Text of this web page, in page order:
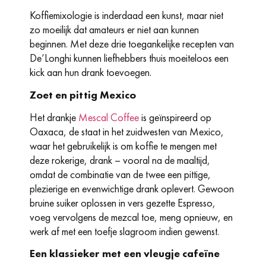
Koffiemixologie is inderdaad een kunst, maar niet
zo moeilijk dat amateurs er niet aan kunnen
beginnen. Met deze drie toegankelijke recepten van
De’Longhi kunnen liefhebbers thuis moeiteloos een
kick aan hun drank toevoegen.
Zoet en pittig Mexico
Het drankje Mescal Coffeeis geïnspireerd op
Oaxaca, de staat in het zuidwesten van Mexico,
waar het gebruikelijk is om koffie te mengen met
deze rokerige, drank – vooral na de maaltijd,
omdat de combinatie van de twee een pittige,
plezierige en evenwichtige drank oplevert. Gewoon
bruine suiker oplossen in vers gezette Espresso,
voeg vervolgens de mezcal toe, meng opnieuw, en
werk af met een toefje slagroom indien gewenst.
Een klassieker met een vleugje cafeïne